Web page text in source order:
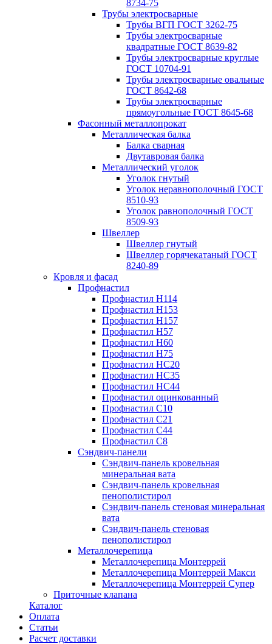
8734-75
Трубы электросварные
Трубы ВГП ГОСТ 3262-75
Трубы электросварные
квадратные ГОСТ 8639-82
Трубы электросварные круглые
ГОСТ 10704-91
Трубы электросварные овальные
ГОСТ 8642-68
Трубы электросварные
прямоугольные ГОСТ 8645-68
Фасонный металлопрокат
Металлическая балка
Балка сварная
Двутавровая балка
Металлический уголок
Уголок гнутый
Уголок неравнополочный ГОСТ
8510-93
Уголок равнополочный ГОСТ
8509-93
Швеллер
Швеллер гнутый
Швеллер горячекатаный ГОСТ
8240-89
Кровля и фасад
Профнастил
Профнастил Н114
Профнастил Н153
Профнастил Н157
Профнастил Н57
Профнастил Н60
Профнастил Н75
Профнастил НС20
Профнастил НС35
Профнастил НС44
Профнастил оцинкованный
Профнастил С10
Профнастил С21
Профнастил С44
Профнастил С8
Сэндвич-панели
Сэндвич-панель кровельная
минеральная вата
Сэндвич-панель кровельная
пенополистирол
Сэндвич-панель стеновая минеральная
вата
Сэндвич-панель стеновая
пенополистирол
Металлочерепица
Металлочерепица Монтеррей
Металлочерепица Монтеррей Макси
Металлочерепица Монтеррей Супер
Приточные клапана
Каталог
Оплата
Статьи
Расчет доставки